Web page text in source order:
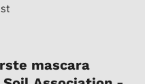
mascara